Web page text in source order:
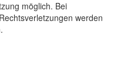
möglich. Bei
werden